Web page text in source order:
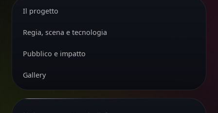
Il progetto
Regia, scena e tecnologia
Pubblico e impatto
Gallery